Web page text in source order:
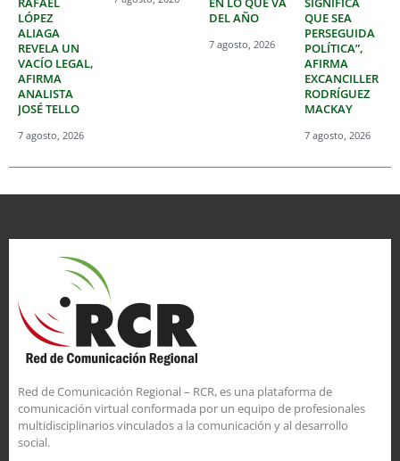
LÓPEZ
ALIAGA
REVELA UN
VACÍO LEGAL,
AFIRMA
ANALISTA
JOSÉ TELLO
7 agosto, 2026
DEL AÑO
7 agosto, 2026
QUE SEA
PERSEGUIDA
POLÍTICA”,
AFIRMA
EXCANCILLER
RODRÍGUEZ
MACKAY
7 agosto, 2026
Red de Comunicación Regional – RCR, es una plataforma de
comunicación virtual conformada por un equipo de profesionales
multidisciplinarios vinculados a la comunicación y al desarrollo
social.